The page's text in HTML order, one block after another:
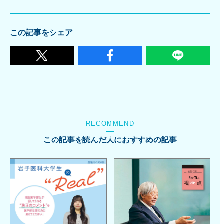
この記事をシェア
RECOMMEND
この記事を読んだ人におすすめの記事